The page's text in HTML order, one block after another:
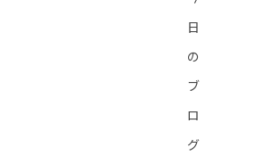
日
の
ブ
ロ
グ